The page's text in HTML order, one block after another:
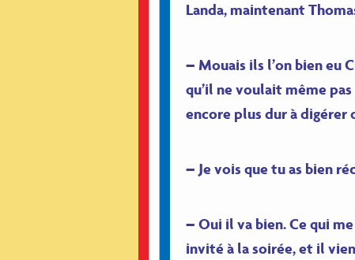
Landa, maintenant
– Mouais ils l’on bien eu
qu’il ne voulait même
encore plus dur à digérer
– Je vois que tu as bien
– Oui il va bien. Ce qui
invité à la soirée, et il